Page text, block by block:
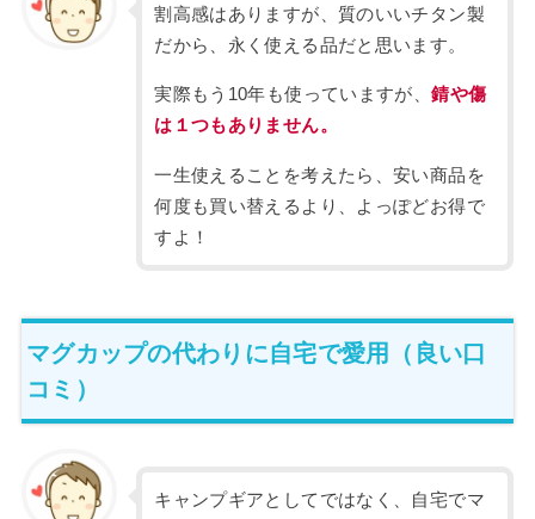
割高感はありますが、質のいいチタン製
だから、永く使える品だと思います。
実際もう10年も使っていますが、錆や傷
は１つもありません。
一生使えることを考えたら、安い商品を
何度も買い替えるより、よっぽどお得で
すよ！
マグカップの代わりに自宅で愛用（良い口
コミ）
キャンプギアとしてではなく、自宅でマ